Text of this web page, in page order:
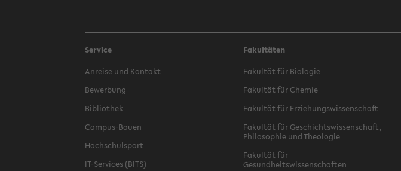
Service
Anreise und Kontakt
Bewerbung
Bibliothek
Campus-Bauen
Hochschulsport
IT-Services (BITS)
Fakultäten
Fakultät für Biologie
Fakultät für Chemie
Fakultät für Erziehungswissenschaft
Fakultät für Geschichtswissenschaft,
Philosophie und Theologie
Fakultät für
Gesundheitswissenschaften